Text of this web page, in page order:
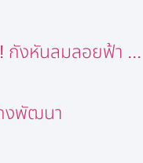
กังหันลมลอยฟ้า ...
งพัฒนา